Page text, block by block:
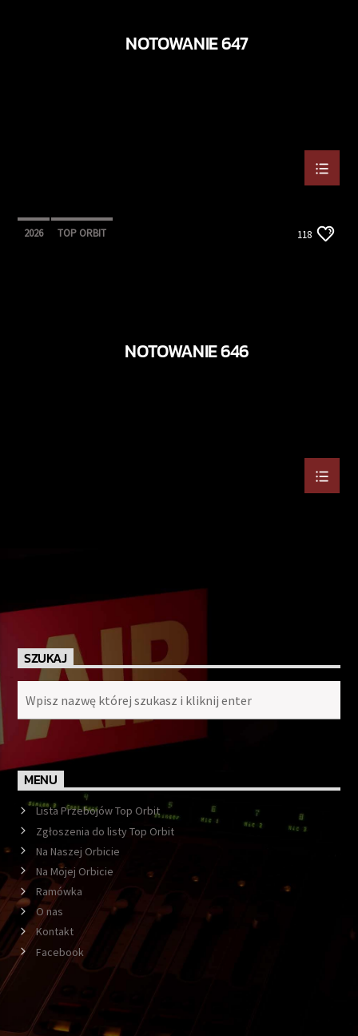
NOTOWANIE 647
2026 TOP ORBIT 118
NOTOWANIE 646
SZUKAJ
MENU
Lista Przebojów Top Orbit
Zgłoszenia do listy Top Orbit
Na Naszej Orbicie
Na Mojej Orbicie
Ramówka
O nas
Kontakt
Facebook